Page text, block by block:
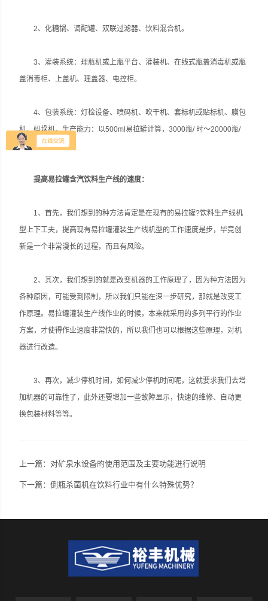
2、化糖锅、调配罐、双联过滤器、饮料混合机。
3、灌装系统：理瓶机或上瓶平台、灌装机、在线式瓶盖消毒机或瓶
盖消毒柜、上盖机、理盖器、电控柜。
4、包装系统：灯检设备、喷码机、吹干机、套标机或贴标机、膜包
机、码垛机。生产能力：以500ml易拉罐计算，3000瓶/ 时～20000瓶/
时。
提高易拉罐含汽饮料生产线的速度：
1、首先，我们想到的种方法肯定是在现有的易拉罐?饮料生产线机
型上下工夫，提高现有易拉罐灌装生产线机型的工作速度是步，毕竟创
新是一个非常漫长的过程，而且有风险。
2、其次，我们想到的就是改变机器的工作原理了，因为种方法因为
各种原因，可能受到限制，所以我们只能在深一步研究，那就是改变工
作原理。易拉罐灌装生产线作业的时候，本来就采用的多列平行的作业
方案，才使得作业速度非常快的，所以我们也可以根据这些原理，对机
器进行改造。
3、再次，减少停机时间，如何减少停机时间呢，这就要求我们去增
加机器的可靠性了，此外还要增加一些故障显示，快速的维修、自动更
换包装材料等等。
上一篇： 对矿泉水设备的使用范围及主要功能进行说明
下一篇：倒瓶杀菌机在饮料行业中有什么特殊优势？